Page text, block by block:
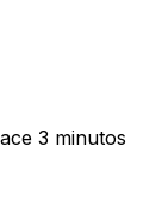
3 minutos